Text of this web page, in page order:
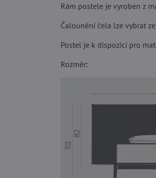
Rám postele je vyroben z
Čalounění čela lze vybrat
Postel je k dispozici pro
Rozměr: